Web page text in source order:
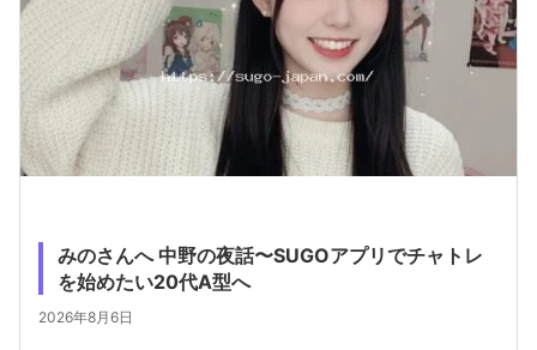
みのさんへ 中野の夜話〜SUGOアプリでチャトレ
を始めたい20代A型へ
2026年8月6日